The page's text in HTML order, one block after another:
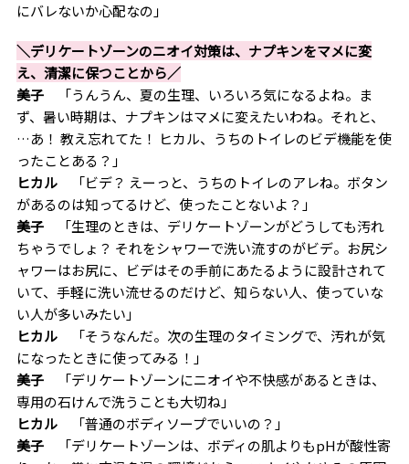
にバレないか心配なの」
＼デリケートゾーンのニオイ対策は、ナプキンをマメに変
え、清潔に保つことから／
美子「うんうん、夏の生理、いろいろ気になるよね。ま
ず、暑い時期は、ナプキンはマメに変えたいわね。それと、
…あ！ 教え忘れてた！ ヒカル、うちのトイレのビデ機能を使
ったことある？」
ヒカル「ビデ？ えーっと、うちのトイレのアレね。ボタン
があるのは知ってるけど、使ったことないよ？」
美子「生理のときは、デリケートゾーンがどうしても汚れ
ちゃうでしょ？ それをシャワーで洗い流すのがビデ。お尻シ
ャワーはお尻に、ビデはその手前にあたるように設計されて
いて、手軽に洗い流せるのだけど、知らない人、使っていな
い人が多いみたい」
ヒカル「そうなんだ。次の生理のタイミングで、汚れが気
になったときに使ってみる！」
美子「デリケートゾーンにニオイや不快感があるときは、
専用の石けんで洗うことも大切ね」
ヒカル「普通のボディソープでいいの？」
美子「デリケートゾーンは、ボディの肌よりもpHが酸性寄